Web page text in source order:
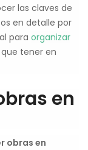
las claves de
en detalle por
para organizar
tener en
en
obras en